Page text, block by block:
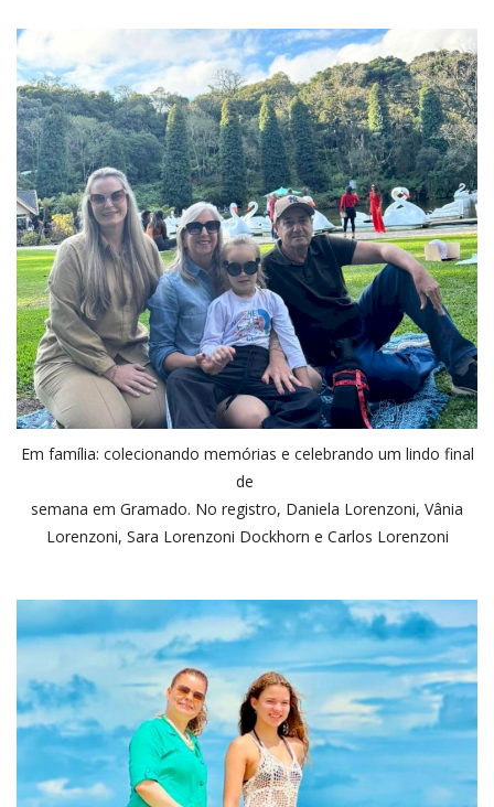
Em família: colecionando memórias e celebrando um lindo final
de
semana em Gramado. No registro, Daniela Lorenzoni, Vânia
Lorenzoni, Sara Lorenzoni Dockhorn e Carlos Lorenzoni